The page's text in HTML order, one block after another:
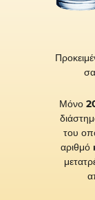
Μόνο
του
αριθμό